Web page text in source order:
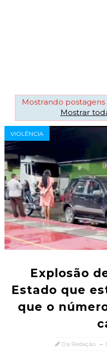
Mostrando
Mostrar
VIOLÊNCIA
Explosão
Estado que
que o
Da Redação